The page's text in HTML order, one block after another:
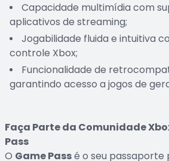
Capacidade multimídia com
aplicativos de streaming;
Jogabilidade fluida e intuitiva
controle Xbox;
Funcionalidade de
garantindo acesso a jogos de
Faça Parte da Comunidade
Pass
O Game Passé o seu